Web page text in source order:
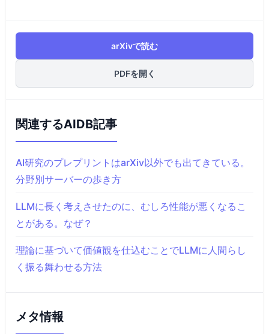
arXivで読む
PDFを開く
関連するAIDB記事
AI研究のプレプリントはarXiv以外でも出てきている。
分野別サーバーの歩き方
LLMに長く考えさせたのに、むしろ性能が悪くなるこ
とがある。なぜ？
理論に基づいて価値観を仕込むことでLLMに人間らし
く振る舞わせる方法
メタ情報